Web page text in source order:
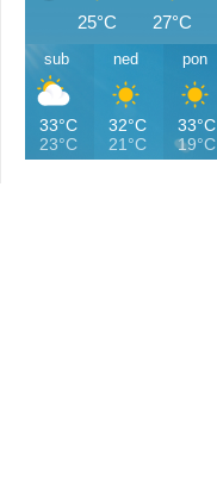
25°C 27°C
sub
33°C
23°C
ned
32°C
21°C
pon
33°C
19°C